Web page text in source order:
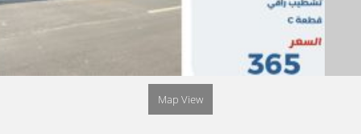
Map View